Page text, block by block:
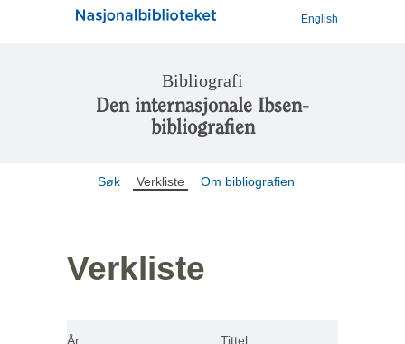
English
Bibliografi
Den internasjonale Ibsen-
bibliografien
Søk Verkliste Om bibliografien
Verkliste
År Tittel